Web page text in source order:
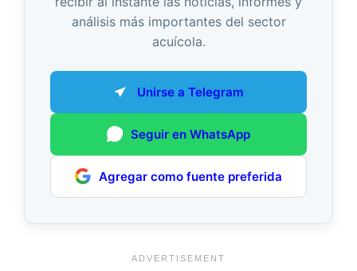
análisis más importantes del sector
acuícola.
Unirse a Telegram
Seguir en WhatsApp
Agregar como fuente preferida